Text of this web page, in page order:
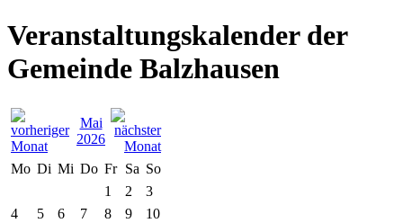
Veranstaltungskalender der
Gemeinde Balzhausen
Mai
2026
Mo Di Mi Do Fr Sa So
1
2
3
4
5 6 7 8 9
10